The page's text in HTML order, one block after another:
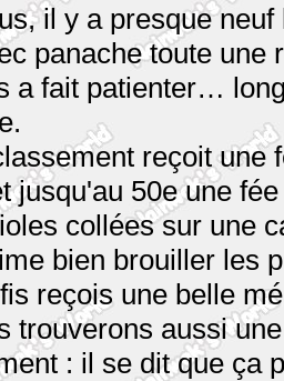
il y a presque
panache toute
a fait patienter…
reçoit une
jusqu'au 50e une
collées sur une
bien brouiller les
reçois une belle
trouverons aussi
: il se dit que